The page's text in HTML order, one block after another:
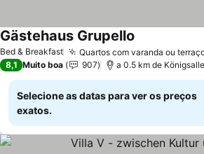
Bed & Breakfast Quartos com varanda ou
Gästehaus Grupello
8,1 Muito boa 907 a 0.5 km de
Selecione as datas para ver os preços
exatos.